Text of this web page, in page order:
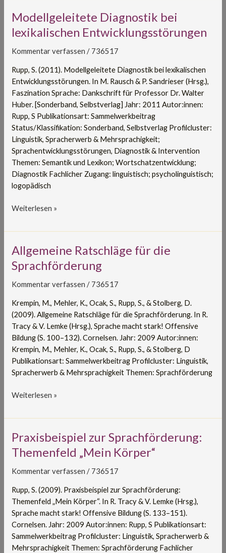
Modellgeleitete Diagnostik bei
lexikalischen Entwicklungsstörungen
Kommentar verfassen / 736517
Rupp, S. (2011). Modellgeleitete Diagnostik bei lexikalischen
Entwicklungsstörungen. In M. Rausch & P. Sandrieser (Hrsg.),
Faszination Sprache: Dankschrift für Professor Dr. Walter
Huber. [Sonderband, Selbstverlag] Jahr: 2011 Autor:innen:
Rupp, S Publikationsart: Sammelwerkbeitrag
Status/Klassifikation: Sonderband, Selbstverlag Profilcluster:
Linguistik, Spracherwerb & Mehrsprachigkeit;
Sprachentwicklungsstörungen, Diagnostik & Intervention
Themen: Semantik und Lexikon; Wortschatzentwicklung;
Diagnostik Fachlicher Zugang: linguistisch; psycholinguistisch;
logopädisch
Modellgeleitete
Diagnostik
bei
lexikalischen
Weiterlesen »
Allgemeine Ratschläge für die
Sprachförderung
Kommentar verfassen / 736517
Krempin, M., Mehler, K., Ocak, S., Rupp, S., & Stolberg, D.
(2009). Allgemeine Ratschläge für die Sprachförderung. In R.
Tracy & V. Lemke (Hrsg.), Sprache macht stark! Offensive
Bildung (S. 100–132). Cornelsen. Jahr: 2009 Autor:innen:
Krempin, M., Mehler, K., Ocak, S., Rupp, S., & Stolberg, D
Publikationsart: Sammelwerkbeitrag Profilcluster: Linguistik,
Spracherwerb & Mehrsprachigkeit Themen: Sprachförderung
Allgemeine
Ratschläge
für
die
Weiterlesen »
Praxisbeispiel zur Sprachförderung:
Themenfeld „Mein Körper“
Kommentar verfassen / 736517
Rupp, S. (2009). Praxisbeispiel zur Sprachförderung:
Themenfeld „Mein Körper“. In R. Tracy & V. Lemke (Hrsg.),
Sprache macht stark! Offensive Bildung (S. 133–151).
Cornelsen. Jahr: 2009 Autor:innen: Rupp, S Publikationsart:
Sammelwerkbeitrag Profilcluster: Linguistik, Spracherwerb &
Mehrsprachigkeit Themen: Sprachförderung Fachlicher
Praxisbeispiel
zur
Sprachförderung:
Themenfeld
Körper“